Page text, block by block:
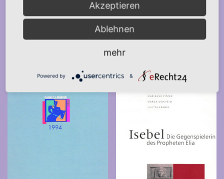
IN DEN WARENKORB
Akzeptieren
Ablehnen
mehr
Powered by &